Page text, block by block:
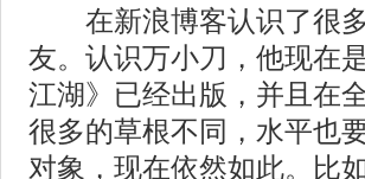
在新浪博客认识了很多
友。认识万小刀，他现在
江湖》已经出版，并且在
很多的草根不同，水平也
对象，现在依然如此。比